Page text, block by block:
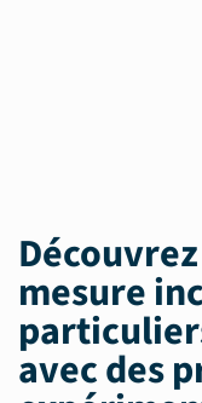
mesure
avec des